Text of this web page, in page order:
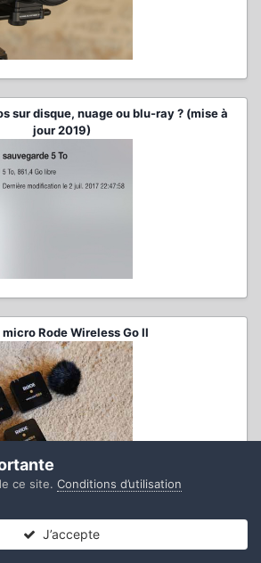
sur disque, nuage ou blu-ray ? (mise à
jour 2019)
micro Rode Wireless Go II
ce site. Conditions d’utilisation
J’accepte